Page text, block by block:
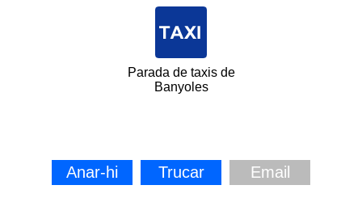
Parada de taxis de
Banyoles
Anar-hi Trucar Email